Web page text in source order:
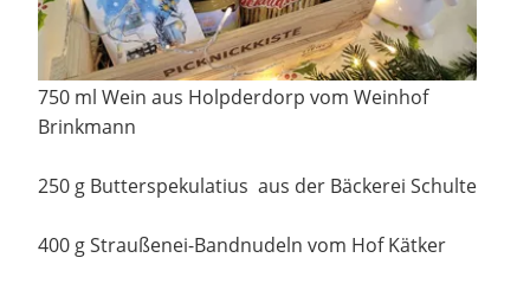
750 ml Wein aus Holpderdorp vom Weinhof
Brinkmann
250 g Butterspekulatius aus der Bäckerei Schulte
400 g Straußenei-Bandnudeln vom Hof Kätker